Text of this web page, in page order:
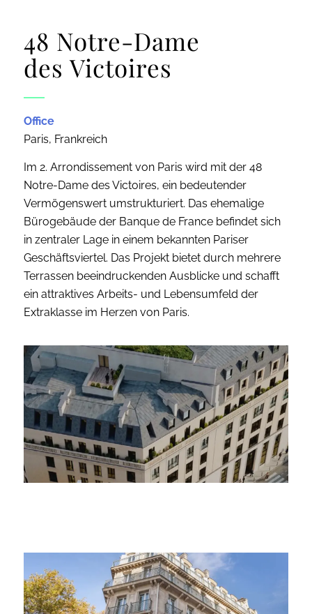
48 Notre-Dame
des Victoires
Office
Paris, Frankreich
Im 2. Arrondissement von Paris wird mit der 48
Notre-Dame des Victoires, ein bedeutender
Vermögenswert umstrukturiert. Das ehemalige
Bürogebäude der Banque de France befindet sich
in zentraler Lage in einem bekannten Pariser
Geschäftsviertel.​ Das Projekt bietet durch mehrere
Terrassen beeindruckenden Ausblicke und schafft
ein attraktives Arbeits- und Lebensumfeld der
Extraklasse im Herzen von Paris.